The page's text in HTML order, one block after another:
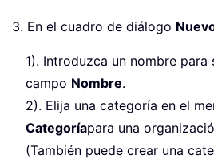
3. En el cuadro de diálogo
1). Introduzca un nombre para
campo Nombre.
2). Elija una categoría en el
Categoríapara una
(También puede crear una